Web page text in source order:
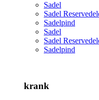
Sadel
Sadel
Sadelpind
Sadel
Sadel
Sadelpind
krank